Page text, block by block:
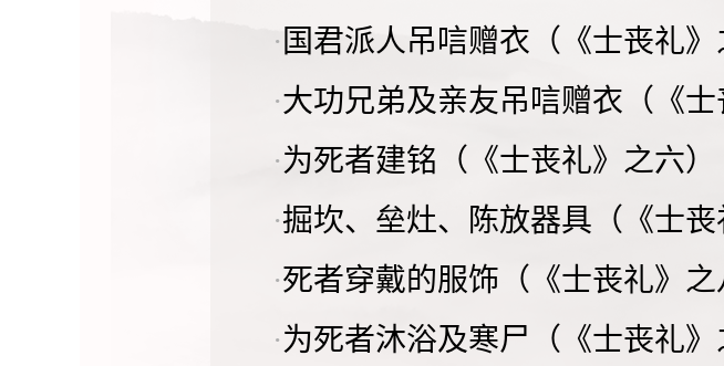
· 国君派人吊唁赠衣（《士丧礼》
·大功兄弟及亲友吊唁赠衣（《士
·为死者建铭（《士丧礼》之六）
·掘坎、垒灶、陈放器具（《士丧
·死者穿戴的服饰（《士丧礼》之
·为死者沐浴及寒尸（《士丧礼》